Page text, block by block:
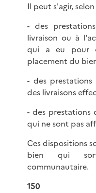
Il peut s'agir, selon
- des
livraison ou à
qui a eu pour
placement du
- des prestations
des livraisons
- des prestations
qui ne sont pas
Ces dispositions
bien qui
communautaire.
150